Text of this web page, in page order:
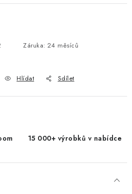
Záruka: 24 měsíců
Hlídat Sdílet
15 000+ výrobků v nabídce